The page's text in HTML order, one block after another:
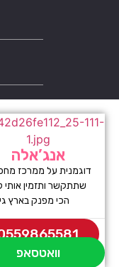
אנג’אלה
דוגמנית על ממרכז
שתתקשר ותזמין אותי
הכי מפנק בארץ גיל
וואטסאפ